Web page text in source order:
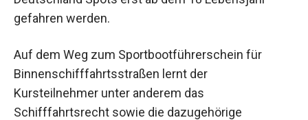
gefahren werden.
Auf dem Weg zum Sportbootführerschein für
Binnenschifffahrtsstraßen lernt der
Kursteilnehmer unter anderem das
Schifffahrtsrecht sowie die dazugehörige